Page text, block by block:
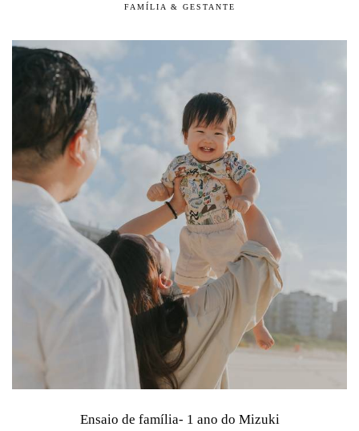
FAMÍLIA & GESTANTE
Ensaio de família- 1 ano do Mizuki